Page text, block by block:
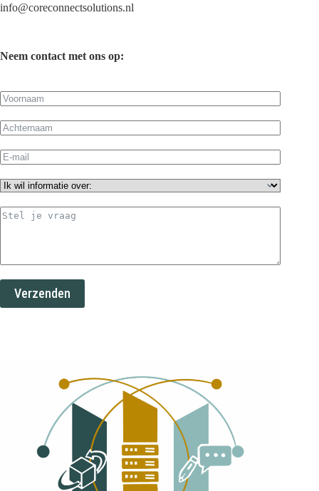
info@coreconnectsolutions.nl
Neem contact met ons op:
Verzenden